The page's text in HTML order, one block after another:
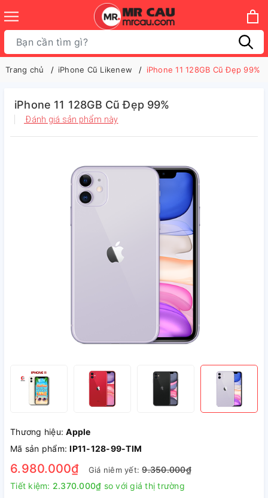
Trang chủ iPhone Cũ Likenew iPhone 11 128GB Cũ Đẹp 99%
iPhone 11 128GB Cũ Đẹp 99%
Đánh giá sản phẩm này
Thương hiệu:Apple
Mã sản phẩm:IP11-128-99-TIM
6.980.000₫ Giá niêm yết:9.350.000₫
Tiết kiệm: 2.370.000₫ so với giá thị trường